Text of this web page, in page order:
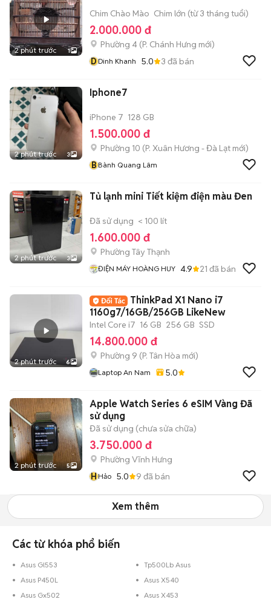
2 phút trước 1
Chim Chào Mào Chim lớn (từ 3 tháng tuổi)
2.000.000 đ
Phường 4 (P. Chánh Hưng mới)
DDinh Khanh 5.0 3 đã bán
2 phút trước 3
Iphone7
iPhone 7 128 GB
1.500.000 đ
Phường 10 (P. Xuân Hương - Đà Lạt mới)
BBành Quang Lâm
2 phút trước 3
Tủ lạnh mini Tiết kiệm điện màu Đen
Đã sử dụng < 100 lít
1.600.000 đ
Phường Tây Thạnh
ĐIỆN MÁY HOÀNG HUY 4.9 21 đã bán
2 phút trước 6
ThinkPad X1 Nano i7
1160g7/16GB/256GB LikeNew
Intel Core i7 16 GB 256 GB SSD
14.800.000 đ
Phường 9 (P. Tân Hòa mới)
Laptop An Nam 5.0
2 phút trước 5
Apple Watch Series 6 eSIM Vàng Đã
sử dụng
Đã sử dụng (chưa sửa chữa)
3.750.000 đ
Phường Vĩnh Hưng
HHảo 5.0 9 đã bán
Xem thêm
Các từ khóa phổ biến
Asus Gl553
Tp500Lb Asus
Asus P450L
Asus X540
Asus Gx502
Asus X453